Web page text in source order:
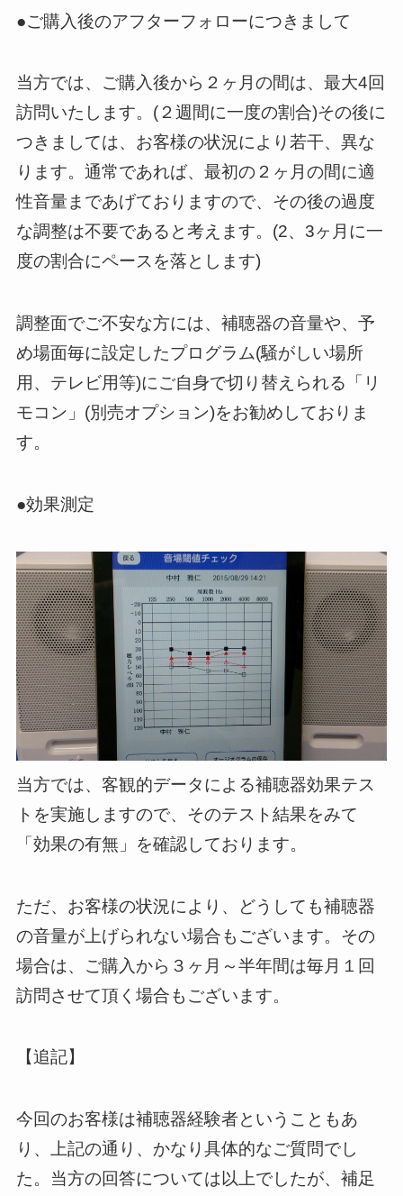
●ご購入後のアフターフォローにつきまして
当方では、ご購入後から２ヶ月の間は、 最大4回
訪問いたします。(２週間に一度の割合)その後に
つきましては、お客様の状況により若干、異な
ります。通常であれば、 最初の２ヶ月の間に適
性音量まであげておりますので、 その後の過度
な調整は不要であると考えます。(2、 3ヶ月に一
度の割合にペースを落とします)
調整面でご不安な方には、補聴器の音量や、 予
め場面毎に設定したプログラム(騒がしい場所
用、テレビ用等)にご自身で切り替えられる「リ
モコン」(別売オプション)をお勧めしておりま
す。
●効果測定
当方では、 客観的データによる補聴器効果テス
トを実施しますので、 そのテスト結果をみて
「効果の有無」を確認しております。
ただ、お客様の状況により、
どうしても補聴器
の音量が上げられない場合もございます。 その
場合は、ご購入から３ヶ月～半年間は毎月１回
訪問させて頂く場合もございます。
【追記】
今回のお客様は補聴器経験者ということもあ
り、上記の通り、かなり具体的なご質問でし
た。当方の回答については以上でしたが、補足